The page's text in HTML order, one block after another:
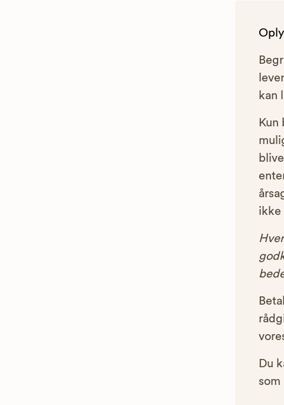
kan
Kun
ikke
Du
som